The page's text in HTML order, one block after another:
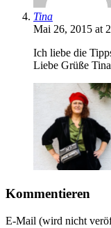
Tina
Mai 26, 2015 at
Ich liebe die
Liebe Grüße
Kommentieren
E-Mail (wird nicht